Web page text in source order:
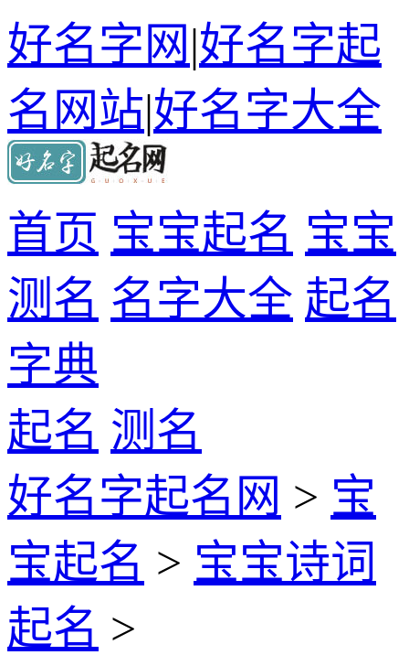
好名字网|好名字起
名网站|好名字大全
首页 宝宝起名 宝宝
测名 名字大全 起名
字典
起名 测名
好名字起名网 > 宝
宝起名 > 宝宝诗词
起名 >